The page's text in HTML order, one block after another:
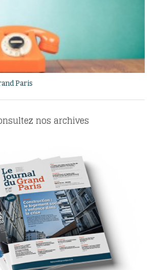
Paris
nos archives